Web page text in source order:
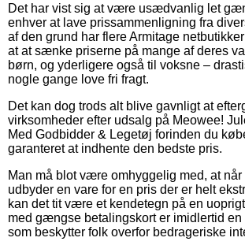
Det har vist sig at være usædvanlig let
enhver at lave prissammenligning fra
af den grund har flere Armitage
at at sænke priserne på mange af deres
børn, og yderligere også til voksne –
nogle gange love fri fragt.
Det kan dog trods alt blive gavnligt at
virksomheder efter udsalg på Meowee!
Med Godbidder & Legetøj forinden du
garanteret at indhente den bedste pris.
Man må blot være omhyggelig med, at når
udbyder en vare for en pris der er helt
kan det tit være et kendetegn på en
med gængse betalingskort er imidlertid
som beskytter folk overfor bedrageriske